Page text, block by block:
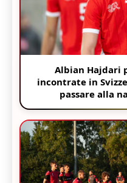
Albian Hajdari
incontrate in
passare alla